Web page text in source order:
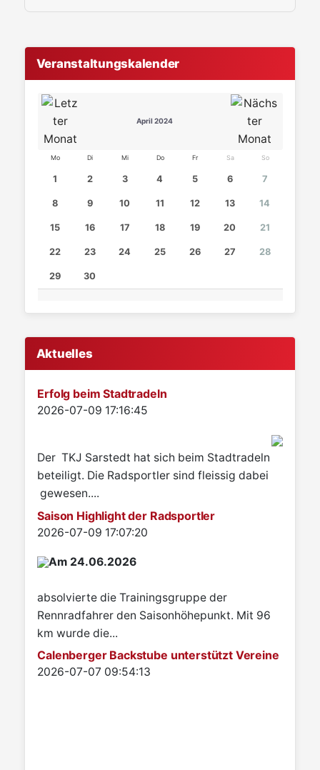
Veranstaltungskalender
April 2024
Mo Di Mi Do Fr Sa So
1 2 3 4 5 6 7
8 9 10 11 12 13 14
15 16 17 18 19 20 21
22 23 24 25 26 27 28
29 30
Aktuelles
Erfolg beim Stadtradeln
Details
2026-07-09 17:16:45
Der TKJ Sarstedt hat sich beim Stadtradeln
beteiligt. Die Radsportler sind fleissig dabei
gewesen....
Saison Highlight der Radsportler
Details
2026-07-09 17:07:20
Am 24.06.2026
absolvierte die Trainingsgruppe der
Rennradfahrer den Saisonhöhepunkt. Mit 96
km wurde die...
Calenberger Backstube unterstützt Vereine
Details
2026-07-07 09:54:13